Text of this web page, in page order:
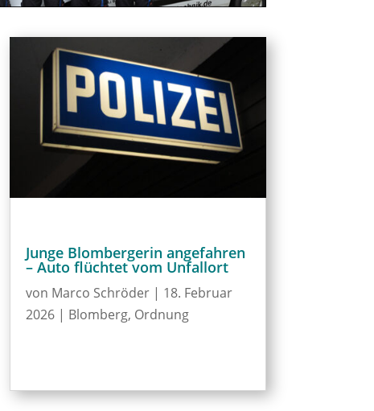
Junge Blombergerin angefahren
– Auto flüchtet vom Unfallort
von Marco Schröder| 18. Februar
2026| Blomberg, Ordnung